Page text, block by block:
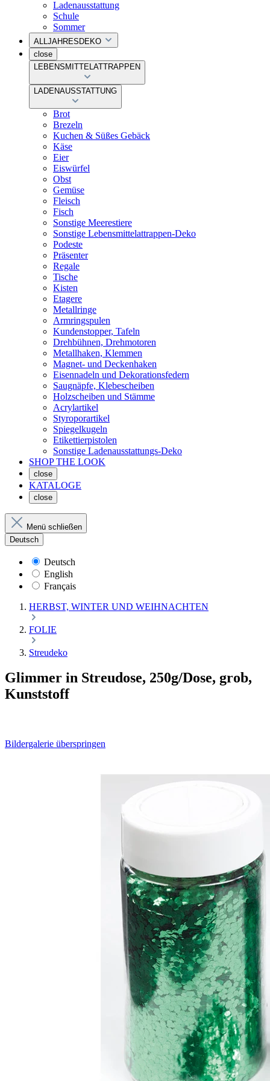
Ladenausstattung
Schule
Sommer
ALLJAHRESDEKO
close
LEBENSMITTELATTRAPPEN
LADENAUSSTATTUNG
Brot
Brezeln
Kuchen & Süßes Gebäck
Käse
Eier
Eiswürfel
Obst
Gemüse
Fleisch
Fisch
Sonstige Meerestiere
Sonstige Lebensmittelattrappen-Deko
Podeste
Präsenter
Regale
Tische
Kisten
Etagere
Metallringe
Armringspulen
Kundenstopper, Tafeln
Drehbühnen, Drehmotoren
Metallhaken, Klemmen
Magnet- und Deckenhaken
Eisennadeln und Dekorationsfedern
Saugnäpfe, Klebescheiben
Holzscheiben und Stämme
Acrylartikel
Styroporartikel
Spiegelkugeln
Etikettierpistolen
Sonstige Ladenausstattungs-Deko
SHOP THE LOOK
close
KATALOGE
close
Menü schließen
Deutsch
Deutsch
English
Français
HERBST, WINTER UND WEIHNACHTEN
FOLIE
Streudeko
Glimmer in Streudose, 250g/Dose, grob,
Kunststoff
Bildergalerie überspringen